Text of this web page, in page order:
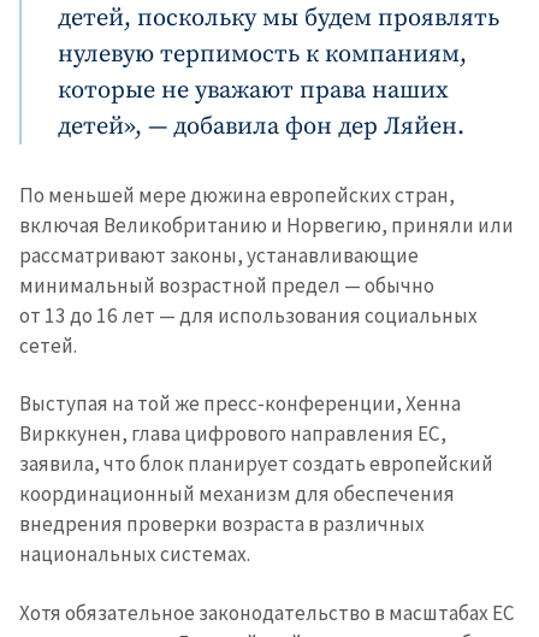
детей, поскольку мы будем проявлять
нулевую терпимость к компаниям,
которые не уважают права наших
детей», — добавила фон дер Ляйен.
По меньшей мере дюжина европейских стран,
включая Великобританию и Норвегию, приняли или
рассматривают законы, устанавливающие
минимальный возрастной предел — обычно
от 13 до 16 лет — для использования социальных
сетей.
Выступая на той же пресс-конференции, Хенна
Вирккунен, глава цифрового направления ЕС,
заявила, что блок планирует создать европейский
координационный механизм для обеспечения
внедрения проверки возраста в различных
национальных системах.
Хотя обязательное законодательство в масштабах ЕС